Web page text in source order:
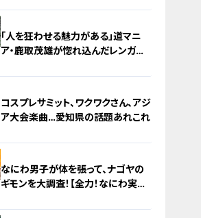
「人を狂わせる魅力がある」道マニ
ア・鹿取茂雄が惚れ込んだレンガの
コスプレサミット、ワクワクさん、アジ
ア大会楽曲…愛知県の話題あれこれ
なにわ男子が体を張って、ナゴヤの
ギモンを大調査！【全力！なにわ実験